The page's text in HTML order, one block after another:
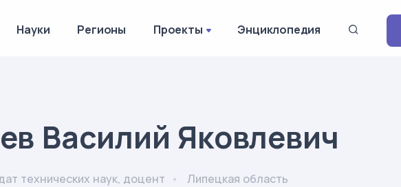
Науки Регионы Проекты Энциклопедия
Василий Яковлевич
технических наук, доцент Липецкая область